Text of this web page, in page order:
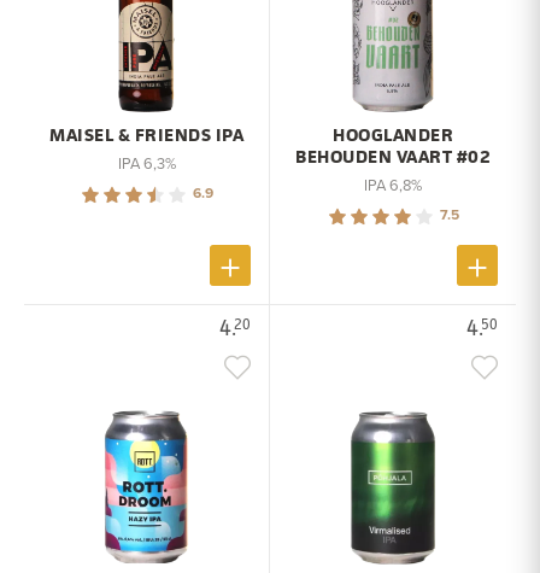
MAISEL & FRIENDS IPA
IPA 6,3%
6.9
HOOGLANDER
BEHOUDEN VAART #02
IPA 6,8%
7.5
4.20 4.50